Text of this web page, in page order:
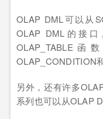
OLAP DML可以从
OLAP DML的接口
OLAP_TABLE
OLAP_CONDITION
另外，还有许多
系列也可以从OLAP